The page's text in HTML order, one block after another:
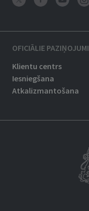
OFICIĀLIE PAZIŅOJUMI
Klientu centrs
Iesniegšana
Atkalizmantošana